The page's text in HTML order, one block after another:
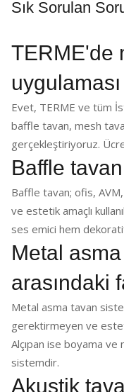
Sık Sorulan
TERME'de
Evet, TERME ve tüm
baffle tavan, mesh
gerçekleştiriyoruz.
Baffle
Baffle tavan; ofis,
ve estetik amaçlı
ses emici hem
Metal
arasındaki
Metal asma tavan
gerektirmeyen ve
Alçıpan ise boyama
sistemdir.
Akustik